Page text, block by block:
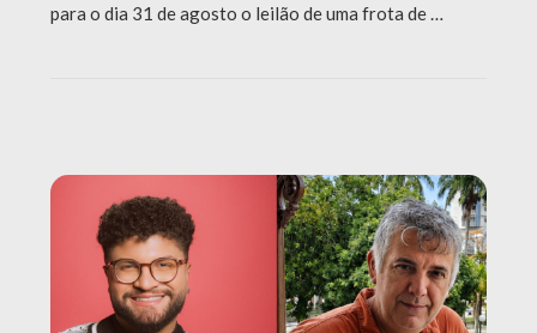
para o dia 31 de agosto o leilão de uma frota de …